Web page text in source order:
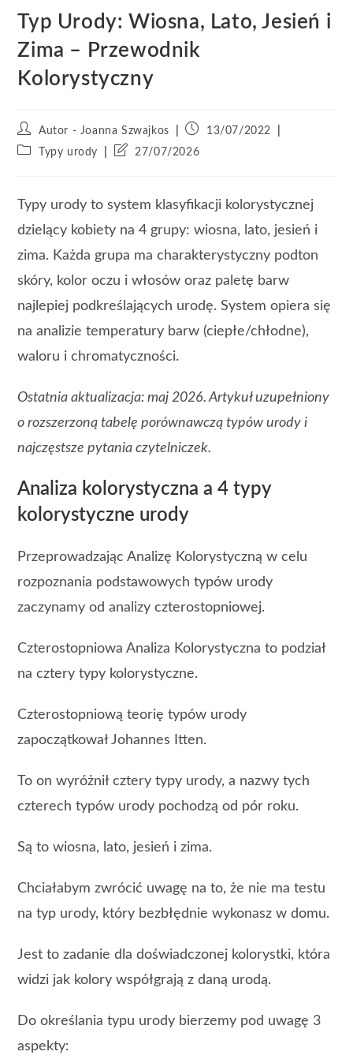
Typ Urody: Wiosna, Lato, Jesień i
Zima – Przewodnik
Kolorystyczny
Autor - Joanna Szwajkos
13/07/2022
Typy urody
27/07/2026
Typy urody to system klasyfikacji kolorystycznej
dzielący kobiety na 4 grupy: wiosna, lato, jesień i
zima. Każda grupa ma charakterystyczny podton
skóry, kolor oczu i włosów oraz paletę barw
najlepiej podkreślających urodę. System opiera się
na analizie temperatury barw (ciepłe/chłodne),
waloru i chromatyczności.
Ostatnia aktualizacja: maj 2026. Artykuł uzupełniony
o rozszerzoną tabelę porównawczą typów urody i
najczęstsze pytania czytelniczek.
Analiza kolorystyczna a 4 typy
kolorystyczne urody
Przeprowadzając Analizę Kolorystyczną w celu
rozpoznania podstawowych typów urody
zaczynamy od analizy czterostopniowej.
Czterostopniowa Analiza Kolorystyczna to podział
na cztery typy kolorystyczne.
Czterostopniową teorię typów urody
zapoczątkował Johannes Itten.
To on wyróżnił cztery typy urody, a nazwy tych
czterech typów urody pochodzą od pór roku.
Są to wiosna, lato, jesień i zima.
Chciałabym zwrócić uwagę na to, że nie ma testu
na typ urody, który bezbłędnie wykonasz w domu.
Jest to zadanie dla doświadczonej kolorystki, która
widzi jak kolory współgrają z daną urodą.
Do określania typu urody bierzemy pod uwagę 3
aspekty: